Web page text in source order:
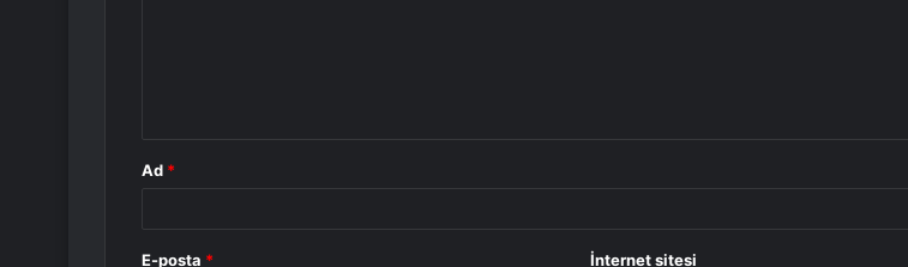
Ad *
E-posta * İnternet sitesi